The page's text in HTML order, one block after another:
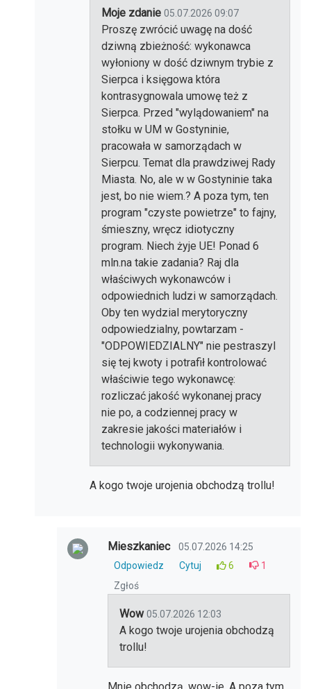
Moje zdanie 05.07.2026 09:07
Proszę zwrócić uwagę na dość
dziwną zbieżność: wykonawca
wyłoniony w dość dziwnym trybie z
Sierpca i księgowa która
kontrasygnowala umowę też z
Sierpca. Przed "wylądowaniem" na
stołku w UM w Gostyninie,
pracowała w samorządach w
Sierpcu. Temat dla prawdziwej Rady
Miasta. No, ale w w Gostyninie taka
jest, bo nie wiem.? A poza tym, ten
program "czyste powietrze" to fajny,
śmieszny, wręcz idiotyczny
program. Niech żyje UE! Ponad 6
mln.na takie zadania? Raj dla
właściwych wykonawców i
odpowiednich ludzi w samorządach.
Oby ten wydzial merytoryczny
odpowiedzialny, powtarzam -
"ODPOWIEDZIALNY" nie pestraszyl
się tej kwoty i potrafił kontrolować
właściwie tego wykonawcę:
rozliczać jakość wykonanej pracy
nie po, a codziennej pracy w
zakresie jakości materiałów i
technologii wykonywania.
A kogo twoje urojenia obchodzą trollu!
Mieszkaniec
05.07.2026 14:25
Odpowiedz
Cytuj 6
1
Zgłoś
Wow 05.07.2026 12:03
A kogo twoje urojenia obchodzą
trollu!
Mnie obchodzą, wow-ie. A poza tym,